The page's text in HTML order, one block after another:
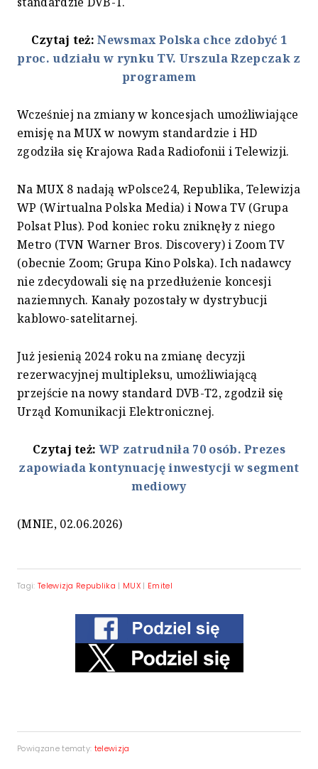
Czytaj też:Newsmax Polska chce zdobyć 1
proc. udziału w rynku TV. Urszula Rzepczak z
programem
Wcześniej na zmiany w koncesjach umożliwiające
emisję na MUX w nowym standardzie i HD
zgodziła się Krajowa Rada Radiofonii i Telewizji.
Na MUX 8 nadają wPolsce24, Republika, Telewizja
WP (Wirtualna Polska Media) i Nowa TV (Grupa
Polsat Plus). Pod koniec roku zniknęły z niego
Metro (TVN Warner Bros. Discovery) i Zoom TV
(obecnie Zoom; Grupa Kino Polska). Ich nadawcy
nie zdecydowali się na przedłużenie koncesji
naziemnych. Kanały pozostały w dystrybucji
kablowo-satelitarnej.
Już jesienią 2024 roku na zmianę decyzji
rezerwacyjnej multipleksu, umożliwiającą
przejście na nowy standard DVB-T2, zgodził się
Urząd Komunikacji Elektronicznej.
Czytaj też:WP zatrudniła 70 osób. Prezes
zapowiada kontynuację inwestycji w segment
mediowy
(MNIE, 02.06.2026)
Tagi: Telewizja Republika | MUX| Emitel
Powiązane tematy: telewizja